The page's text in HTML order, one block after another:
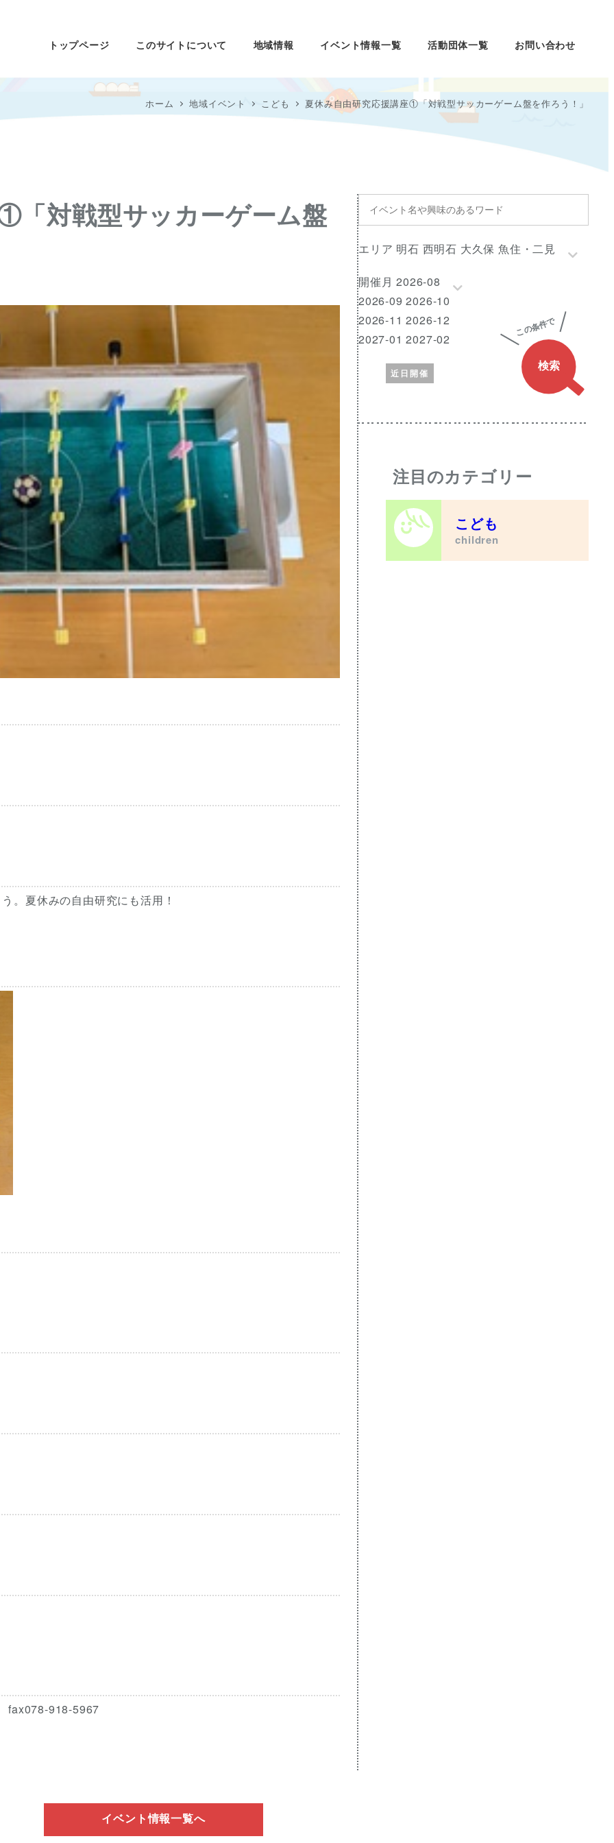
トップページ このサイトについて 地域情報 イベント情報一覧 活動団体一覧 お問い合わせ
ホーム 地域イベント こども 夏休み自由研究応援講座①「対戦型サッカーゲーム盤を作ろう！」
「対戦型サッカーゲーム盤
。夏休みの自由研究にも活用！
918-5967
イ
ベ
ン
ト
名
や
興
味
の
あ
る
ワ
ー
ド
エ
リ
ア
エリア 明石 西明石 大久保 魚住・二見
開
催
月
開催月 2026-08
2026-09 2026-10
2026-11 2026-12
2027-01 2027-02
近日開催
注目のカテゴリー
こども
children
イベント情報一覧へ